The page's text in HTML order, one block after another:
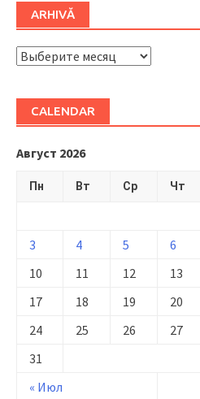
ARHIVĂ
ARHIVĂ
CALENDAR
Август 2026
Пн Вт Ср Чт
« Июл
3
4 5 6
10
11 12 13
17
18 19 20
24
25 26 27
31